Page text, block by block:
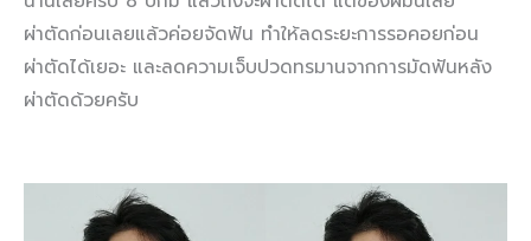
ผ่าตัดก่อนเลยแล้วค่อยจัดฟัน ทำให้ลดระยะการรอคอยก่อน
ผ่าตัดได้เยอะ และลดความเจ็บปวดทรมานจากการมัดฟันหลัง
ผ่าตัดด้วยครับ